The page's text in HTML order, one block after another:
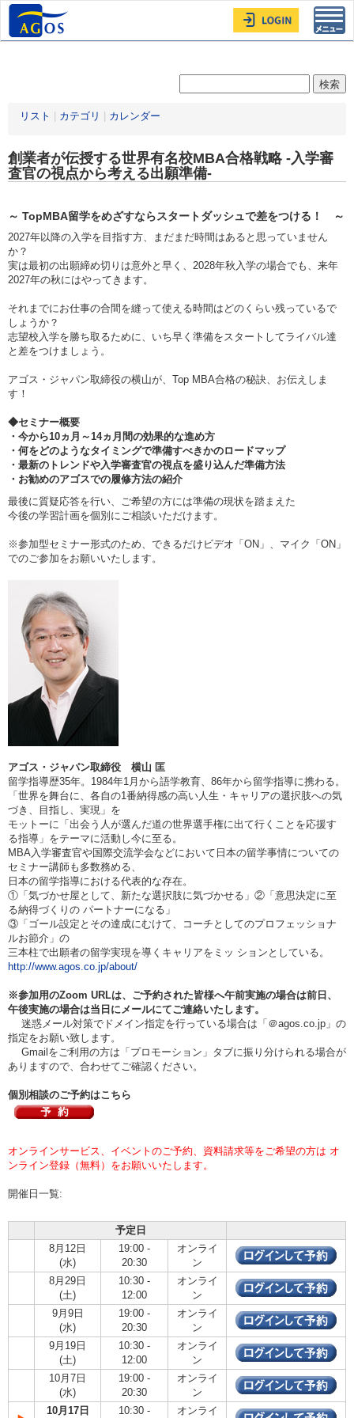
リスト カテゴリ カレンダー
創業者が伝授する世界有名校MBA合格戦略 -入学審
査官の視点から考える出願準備-
～ TopMBA留学をめざすならスタートダッシュで差をつける！ ～
2027年以降の入学を目指す方、まだまだ時間はあると思っていません
か？
実は最初の出願締め切りは意外と早く、2028年秋入学の場合でも、来年
2027年の秋にはやってきます。
それまでにお仕事の合間を縫って使える時間はどのくらい残っているで
しょうか？
志望校入学を勝ち取るために、いち早く準備をスタートしてライバル達
と差をつけましょう。
アゴス・ジャパン取締役の横山が、Top MBA合格の秘訣、お伝えしま
す！
◆セミナー概要
・今から10ヵ月～14ヵ月間の効果的な進め方
・何をどのようなタイミングで準備すべきかのロードマップ
・最新のトレンドや入学審査官の視点を盛り込んだ準備方法
・お勧めのアゴスでの履修方法の紹介
最後に質疑応答を行い、ご希望の方には準備の現状を踏まえた
今後の学習計画を個別にご相談いただけます。
※参加型セミナー形式のため、できるだけビデオ「ON」、マイク「ON」
でのご参加をお願いいたします。
アゴス・ジャパン取締役 横山 匡
留学指導歴35年。 1984年1月から語学教育、86年から留学指導に携わる。
「世界を舞台に、各自の1番納得感の高い人生・キャリアの選択肢への気
づき、目指し、実現」を
モットーに「出会う人が選んだ道の世界選手権に出て行くことを応援す
る指導」をテーマに活動し今に至る。
MBA入学審査官や国際交流学会などにおいて日本の留学事情についての
セミナー講師も多数務める、
日本の留学指導における代表的な存在。
① 「気づかせ屋として、新たな選択肢に気づかせる」②「意思決定に至
る納得づくりの パートナーになる」
③「ゴール設定とその達成にむけて、コーチとしてのプロフェッショナ
ルお節介」の
三本柱で出願者の留学実現を導く キャリアをミッ ションとしている。
http://www.agos.co.jp/about/
※参加用のZoom URLは、ご予約された皆様へ午前実施の場合は前日、
午後実施の場合は当日 にメールにてご連絡いたします。
迷惑メール対策でドメイン指定を行っている場合は「＠agos.co.jp」の
指定をお願い致します。
Gmailをご利用の方は「プロモーション」タブに振り分けられる場合が
ありますので、合わせてご確認ください。
個別相談のご予約はこちら
オンラインサービス、イベントのご予約、資料請求等をご希望の方は オ
ンライン登録（無料）をお願いいたします。
開催日一覧:
予定日
8月12日
(水)
19:00 -
20:30
オンライ
ン
8月29日
(土)
10:30 -
12:00
オンライ
ン
9月9日
(水)
19:00 -
20:30
オンライ
ン
9月19日
(土)
10:30 -
12:00
オンライ
ン
10月7日
(水)
19:00 -
20:30
オンライ
ン
10月17日
10:30 - オンライ